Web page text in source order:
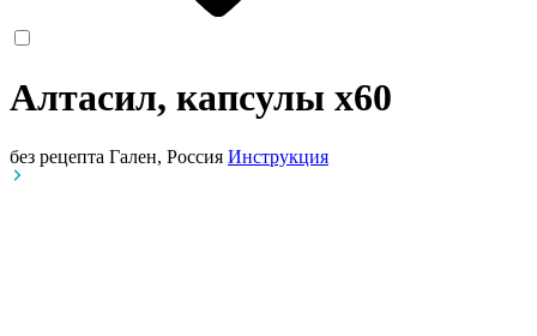
Алтасил, капсулы x60
без рецепта Гален, Россия Инструкция